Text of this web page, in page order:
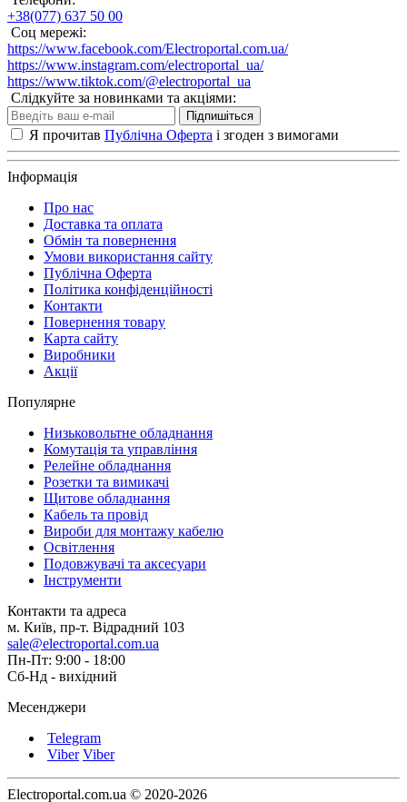
+38(077) 637 50 00
Соц мережі:
https://www.facebook.com/Electroportal.com.ua/
https://www.instagram.com/electroportal_ua/
https://www.tiktok.com/@electroportal_ua
Слідкуйте за новинками та акціями:
Підпишіться
Я прочитав Публічна Оферта і згоден з вимогами
Інформація
Про нас
Доставка та оплата
Обмін та повернення
Умови використання сайту
Публічна Оферта
Політика конфіденційності
Контакти
Повернення товару
Карта сайту
Виробники
Акції
Популярне
Низьковольтне обладнання
Комутація та управління
Релейне обладнання
Розетки та вимикачі
Щитове обладнання
Кабель та провід
Вироби для монтажу кабелю
Освітлення
Подовжувачі та аксесуари
Інструменти
Контакти та адреса
м. Київ, пр-т. Відрадний 103
sale@electroportal.com.ua
Пн-Пт: 9:00 - 18:00
Сб-Нд - вихідний
Месенджери
Telegram
Viber Viber
Electroportal.com.ua © 2020-2026